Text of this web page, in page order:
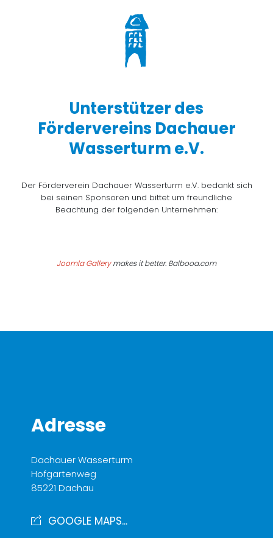
Unterstützer des
Fördervereins Dachauer
Wasserturm e.V.
Der Förderverein Dachauer Wasserturm e.V. bedankt sich
bei seinen Sponsoren und bittet um freundliche
Beachtung der folgenden Unternehmen:
Joomla Gallerymakes it better. Balbooa.com
Adresse
Dachauer Wasserturm
Hofgartenweg
85221 Dachau
GOOGLE MAPS...